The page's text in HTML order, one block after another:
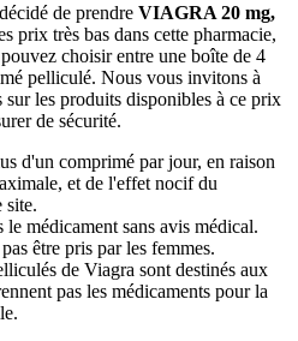
de prendre VIAGRA 20 mg,
prix très bas dans cette pharmacie,
choisir entre une boîte de 4
pelliculé. Nous vous invitons à
sur les produits disponibles à ce prix
de sécurité.
d'un comprimé par jour, en raison
et de l'effet nocif du
site.
médicament sans avis médical.
être pris par les femmes.
de Viagra sont destinés aux
pas les médicaments pour la